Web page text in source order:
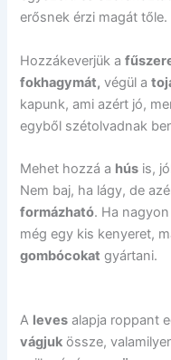
erősnek érzi magát
Hozzákeverjük a
fokhagymát, végül a
kapunk, ami azért jó,
egyből szétolvadnak
Mehet hozzá a hús is,
Nem baj, ha lágy, de
formázható. Ha
még egy kis kenyeret,
gombócokat gyártani.
A leves alapja roppant
vágjuk össze,